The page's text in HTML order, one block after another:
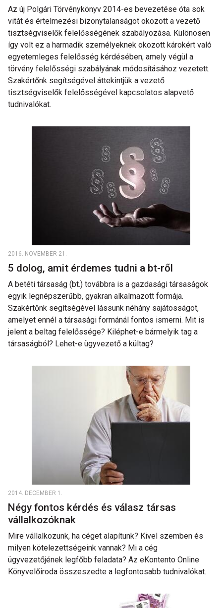
Az új Polgári Törvénykönyv 2014-es bevezetése óta sok
vitát és értelmezési bizonytalanságot okozott a vezető
tisztségviselők felelősségének szabályozása. Különösen
így volt ez a harmadik személyeknek okozott károkért való
egyetemleges felelősség kérdésében, amely végül a
törvény felelősségi szabályának módosításához vezetett.
Szakértőnk segítségével áttekintjük a vezető
tisztségviselők felelősségével kapcsolatos alapvető
tudnivalókat.
2016. NOVEMBER 21.
5 dolog, amit érdemes tudni a bt-ről
A betéti társaság (bt.) továbbra is a gazdasági társaságok
egyik legnépszerűbb, gyakran alkalmazott formája.
Szakértőnk segítségével lássunk néhány sajátosságot,
amelyet ennél a társasági formánál fontos ismerni. Mit is
jelent a beltag felelőssége? Kiléphet-e bármelyik tag a
társaságból? Lehet-e ügyvezető a kültag?
2014. DECEMBER 1.
Négy fontos kérdés és válasz társas
vállalkozóknak
Mire vállalkozunk, ha céget alapítunk? Kivel szemben és
milyen kötelezettségeink vannak? Mi a cég
ügyvezetőjének legfőbb feladata? Az eKontento Online
Könyvelőiroda összeszedte a legfontosabb tudnivalókat.